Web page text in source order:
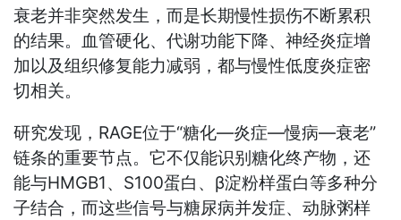
衰老并非突然发生，而是长期慢性损伤不断累积
的结果。血管硬化、代谢功能下降、神经炎症增
加以及组织修复能力减弱，都与慢性低度炎症密
切相关。
研究发现，RAGE位于“糖化—炎症—慢病—衰老”
链条的重要节点。它不仅能识别糖化终产物，还
能与HMGB1、S100蛋白、β淀粉样蛋白等多种分
子结合，而这些信号与糖尿病并发症、动脉粥样